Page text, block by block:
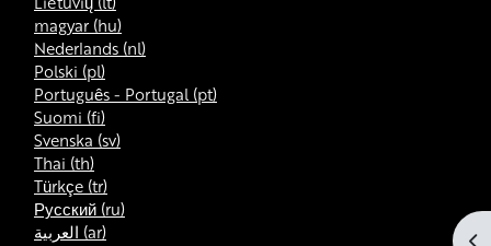
magyar ‎(hu)‎
Nederlands ‎(nl)‎
Polski ‎(pl)‎
Português - Portugal ‎(pt)‎
Suomi ‎(fi)‎
Svenska ‎(sv)‎
Thai ‎(th)‎
Türkçe ‎(tr)‎
Русский ‎(ru)‎
العربية ‎(ar)‎